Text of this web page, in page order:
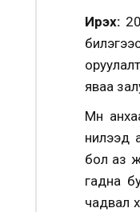
Ирэх:
яваа
Мөн
нилээд
бол аз
гадна
чадвал